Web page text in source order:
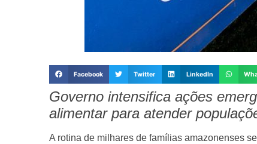
Facebook Twitter LinkedIn
Governo intensifica ações
alimentar para atender
A rotina de milhares de famílias amazonenses